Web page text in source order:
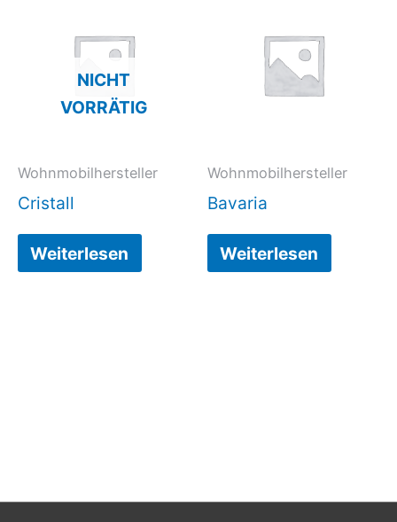
NICHT
VORRÄTIG
Wohnmobilhersteller
Cristall
Weiterlesen
Wohnmobilhersteller
Bavaria
Weiterlesen